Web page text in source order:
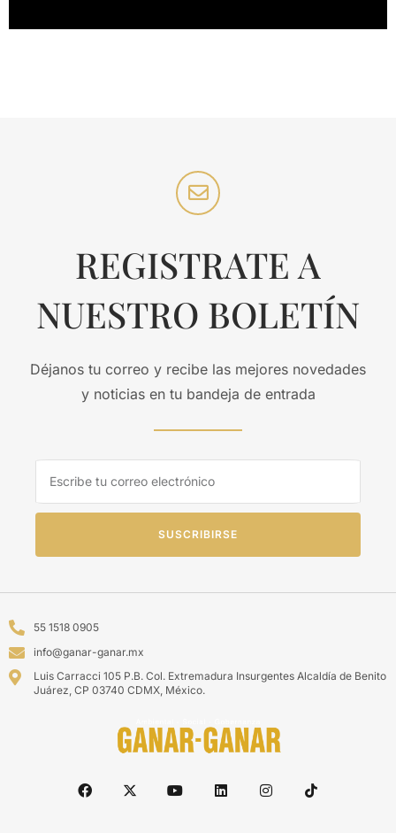
REGISTRATE A
NUESTRO BOLETÍN
Déjanos tu correo y recibe las mejores novedades
y noticias en tu bandeja de entrada
SUSCRIBIRSE
55 1518 0905
info@ganar-ganar.mx
Luis Carracci 105 P.B. Col. Extremadura Insurgentes Alcaldía de Benito
Juárez, CP 03740 CDMX, México.